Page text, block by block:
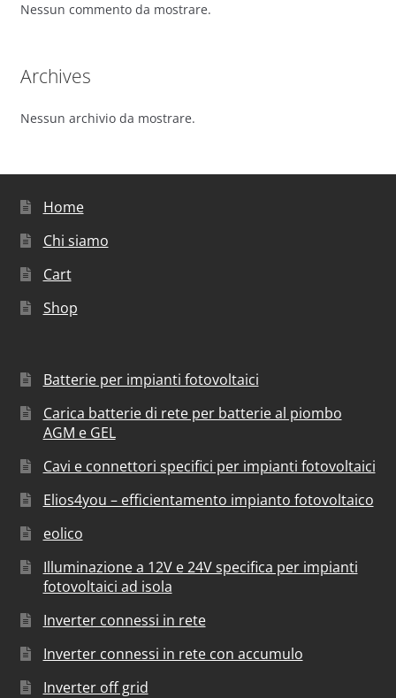
Nessun commento da mostrare.
Archives
Nessun archivio da mostrare.
Home
Chi siamo
Cart
Shop
Batterie per impianti fotovoltaici
Carica batterie di rete per batterie al piombo
AGM e GEL
Cavi e connettori specifici per impianti fotovoltaici
Elios4you – efficientamento impianto fotovoltaico
eolico
Illuminazione a 12V e 24V specifica per impianti
fotovoltaici ad isola
Inverter connessi in rete
Inverter connessi in rete con accumulo
Inverter off grid